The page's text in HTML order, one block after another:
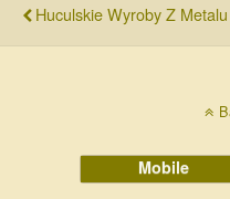
Huculskie Wyroby Z Metalu
Mobile